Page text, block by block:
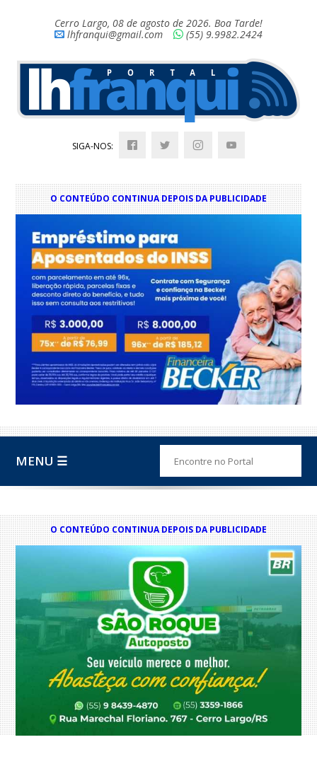
Cerro Largo, 08 de agosto de 2026. Boa Tarde!
lhfranqui@gmail.com
(55) 9.9982.2424
SIGA-NOS:
O CONTEÚDO CONTINUA DEPOIS DA PUBLICIDADE
MENU ☰
O CONTEÚDO CONTINUA DEPOIS DA PUBLICIDADE